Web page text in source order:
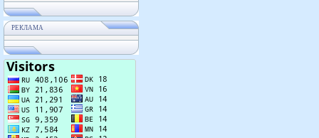
РЕКЛАМА